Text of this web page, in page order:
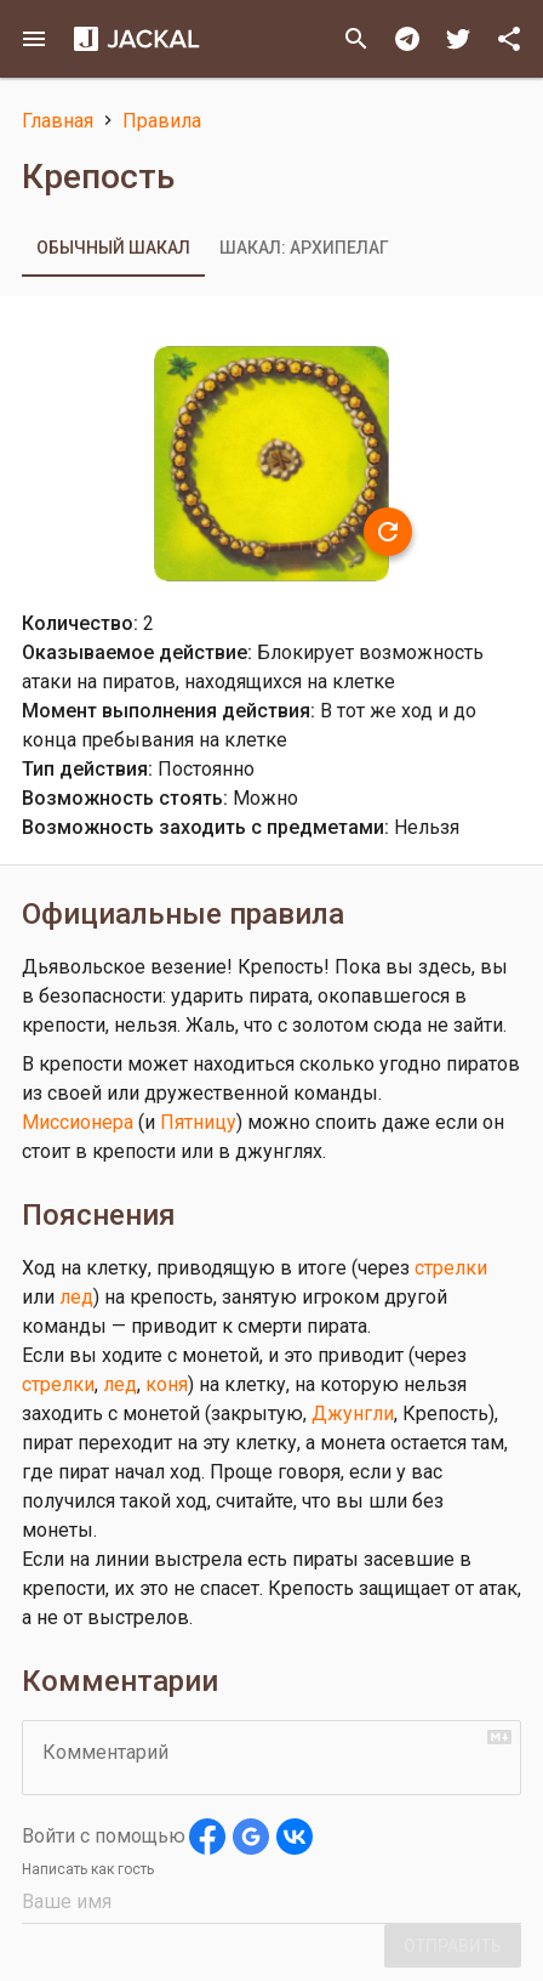
основному
menu share
search
Строка
навигации
Главная Правила
Крепость
ОБЫЧНЫЙ ШАКАЛ ШАКАЛ: АРХИПЕЛАГ
refresh
Количество: 2
Оказываемое действие: Блокирует возможность
атаки на пиратов, находящихся на клетке
Момент выполнения действия: В тот же ход и до
конца пребывания на клетке
Тип действия: Постоянно
Возможность стоять: Можно
Возможность заходить с предметами: Нельзя
Официальные правила
Дьявольское везение! Крепость! Пока вы здесь, вы
в безопасности: ударить пирата, окопавшегося в
крепости, нельзя. Жаль, что с золотом сюда не зайти.
В крепости может находиться сколько угодно пиратов
из своей или дружественной команды.
Миссионера (и Пятницу) можно споить даже если он
стоит в крепости или в джунглях.
Пояснения
Ход на клетку, приводящую в итоге (через стрелки
или лед) на крепость, занятую игроком другой
команды — приводит к смерти пирата.
Если вы ходите с монетой, и это приводит (через
стрелки, лед, коня) на клетку, на которую нельзя
заходить с монетой (закрытую, Джунгли, Крепость),
пират переходит на эту клетку, а монета остается там,
где пират начал ход. Проще говоря, если у вас
получился такой ход, считайте, что вы шли без
монеты.
Если на линии выстрела есть пираты засевшие в
крепости, их это не спасет. Крепость защищает от атак,
а не от выстрелов.
Комментарии
Комментарий
Войти с помощью
Написать как гость